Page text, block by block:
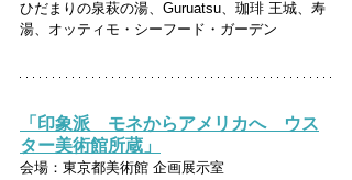
ひだまりの泉萩の湯、Guruatsu、珈琲 王城、寿
湯、オッティモ・シーフード・ガーデン
「印象派　モネからアメリカへ　ウス
ター美術館所蔵」
会場： 東京都美術館 企画展示室